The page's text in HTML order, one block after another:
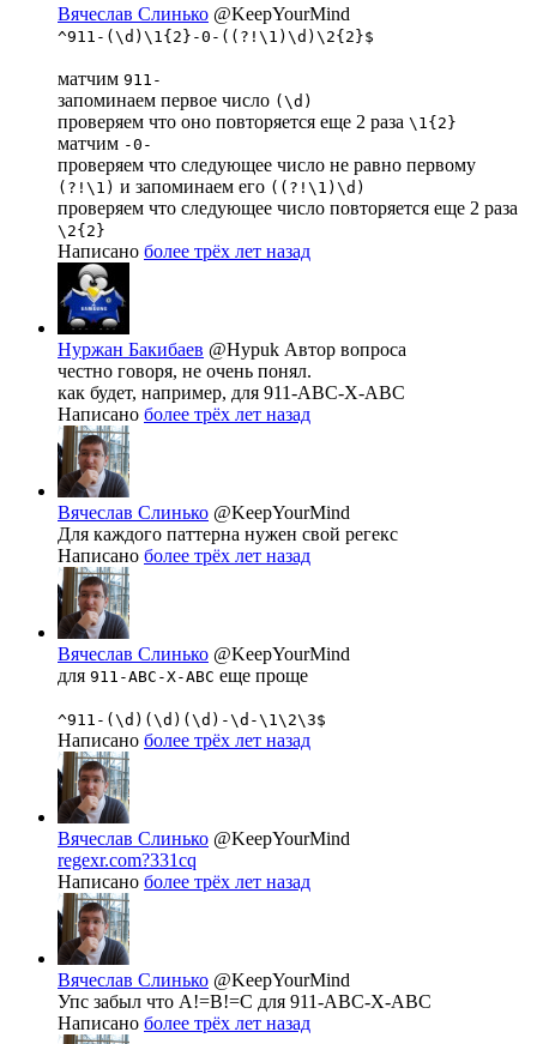
Вячеслав Слинько @KeepYourMind
^911-(\d)\1{2}-0-((?!\1)\d)\2{2}$
матчим 911-
запоминаем первое число (\d)
проверяем что оно повторяется еще 2 раза \1{2}
матчим -0-
проверяем что следующее число не равно первому
(?!\1) и запоминаем его ((?!\1)\d)
проверяем что следующее число повторяется еще 2 раза
\2{2}
Написано более трёх лет назад
Нуржан Бакибаев @Hypuk Автор вопроса
честно говоря, не очень понял.
как будет, например, для 911-ABC-X-ABC
Написано более трёх лет назад
Вячеслав Слинько @KeepYourMind
Для каждого паттерна нужен свой регекс
Написано более трёх лет назад
Вячеслав Слинько @KeepYourMind
для 911-ABC-X-ABC еще проще
^911-(\d)(\d)(\d)-\d-\1\2\3$
Написано более трёх лет назад
Вячеслав Слинько @KeepYourMind
regexr.com?331cq
Написано более трёх лет назад
Вячеслав Слинько @KeepYourMind
Упс забыл что A!=B!=C для 911-ABC-X-ABC
Написано более трёх лет назад